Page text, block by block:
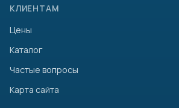
КЛИЕНТАМ
Цены
Каталог
Частые вопросы
Карта сайта